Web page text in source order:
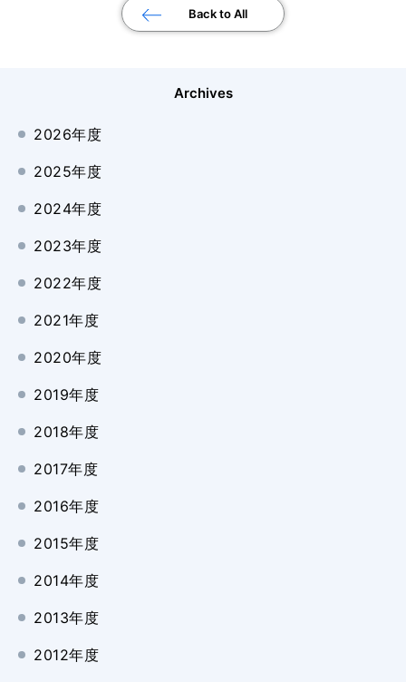
Back to All
Archives
2026年度
2025年度
2024年度
2023年度
2022年度
2021年度
2020年度
2019年度
2018年度
2017年度
2016年度
2015年度
2014年度
2013年度
2012年度